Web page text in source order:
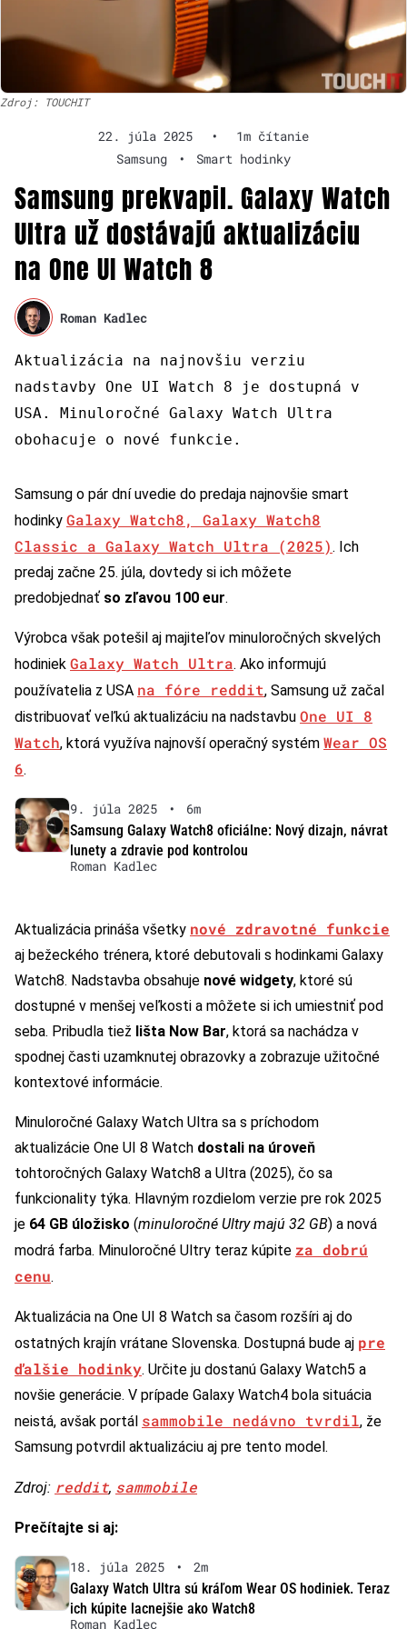
Zdroj: TOUCHIT
22. júla 2025 •
1m čítanie
Samsung
• Smart hodinky
Samsung prekvapil. Galaxy Watch
Ultra už dostávajú aktualizáciu
na One UI Watch 8
Roman Kadlec
Aktualizácia na najnovšiu verziu
nadstavby One UI Watch 8 je dostupná v
USA. Minuloročné Galaxy Watch Ultra
obohacuje o nové funkcie.
Samsung o pár dní uvedie do predaja najnovšie smart
hodinky Galaxy Watch8, Galaxy Watch8
Classic a Galaxy Watch Ultra (2025). Ich
predaj začne 25. júla, dovtedy si ich môžete
predobjednať so zľavou 100 eur.
Výrobca však potešil aj majiteľov minuloročných skvelých
hodiniek Galaxy Watch Ultra. Ako informujú
používatelia z USA na fóre reddit, Samsung už začal
distribuovať veľkú aktualizáciu na nadstavbu One UI 8
Watch, ktorá využíva najnovší operačný systém Wear OS
6.
9. júla 2025 •
6m
Samsung Galaxy Watch8 oficiálne: Nový dizajn, návrat
lunety a zdravie pod kontrolou
Roman Kadlec
Aktualizácia prináša všetky nové zdravotné funkcie
aj bežeckého trénera, ktoré debutovali s hodinkami Galaxy
Watch8. Nadstavba obsahuje nové widgety, ktoré sú
dostupné v menšej veľkosti a môžete si ich umiestniť pod
seba. Pribudla tiež lišta Now Bar, ktorá sa nachádza v
spodnej časti uzamknutej obrazovky a zobrazuje užitočné
kontextové informácie.
Minuloročné Galaxy Watch Ultra sa s príchodom
aktualizácie One UI 8 Watch dostali na úroveň
tohtoročných Galaxy Watch8 a Ultra (2025), čo sa
funkcionality týka. Hlavným rozdielom verzie pre rok 2025
je 64 GB úložisko (minuloročné Ultry majú 32 GB) a nová
modrá farba. Minuloročné Ultry teraz kúpite za dobrú
cenu.
Aktualizácia na One UI 8 Watch sa časom rozšíri aj do
ostatných krajín vrátane Slovenska. Dostupná bude aj pre
ďalšie hodinky. Určite ju dostanú Galaxy Watch5 a
novšie generácie. V prípade Galaxy Watch4 bola situácia
neistá, avšak portál sammobile nedávno tvrdil, že
Samsung potvrdil aktualizáciu aj pre tento model.
Zdroj: reddit, sammobile
Prečítajte si aj:
18. júla 2025 •
2m
Galaxy Watch Ultra sú kráľom Wear OS hodiniek. Teraz
ich kúpite lacnejšie ako Watch8
Roman Kadlec